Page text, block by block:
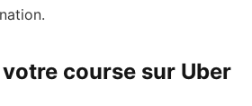
course sur Uber